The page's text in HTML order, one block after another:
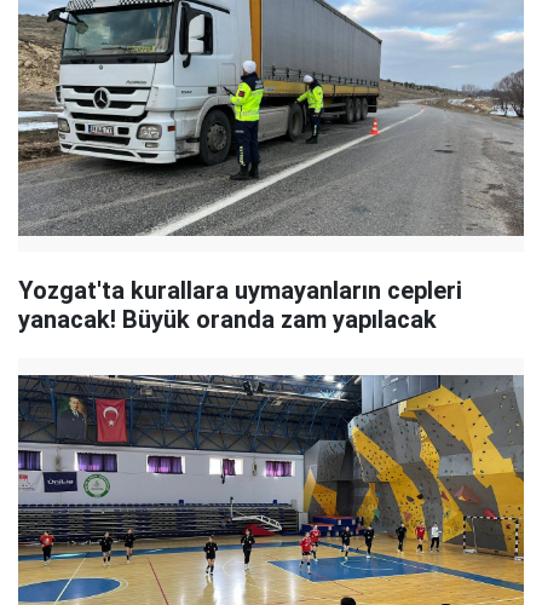
Yozgat'ta kurallara uymayanların cepleri
yanacak! Büyük oranda zam yapılacak